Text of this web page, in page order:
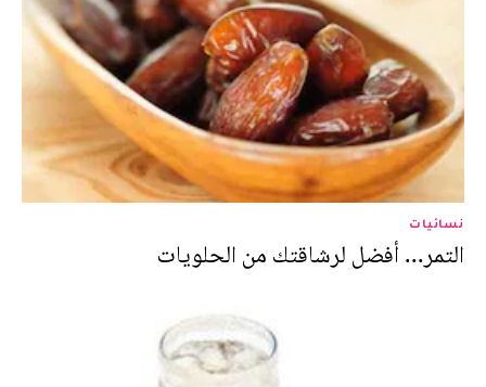
نسائيات
التمر... أفضل لرشاقتك من الحلويات